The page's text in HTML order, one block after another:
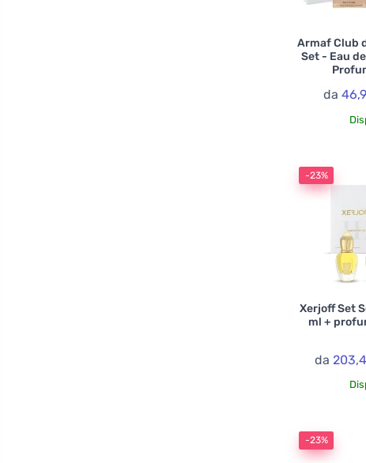
Armaf Club
Set - Eau
da
-23%
Xerjoff Set
ml +
da
-23%